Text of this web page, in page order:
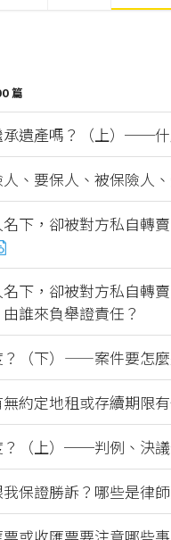
篇
承遺產嗎？（上）──什
、要保人、被保險人
名下，卻被對方私自
名下，卻被對方私自
誰來負舉證責任？
（下）——案件要怎麼
約定地租或存續期限
？（上）──判例、決議
保證勝訴？哪些是律